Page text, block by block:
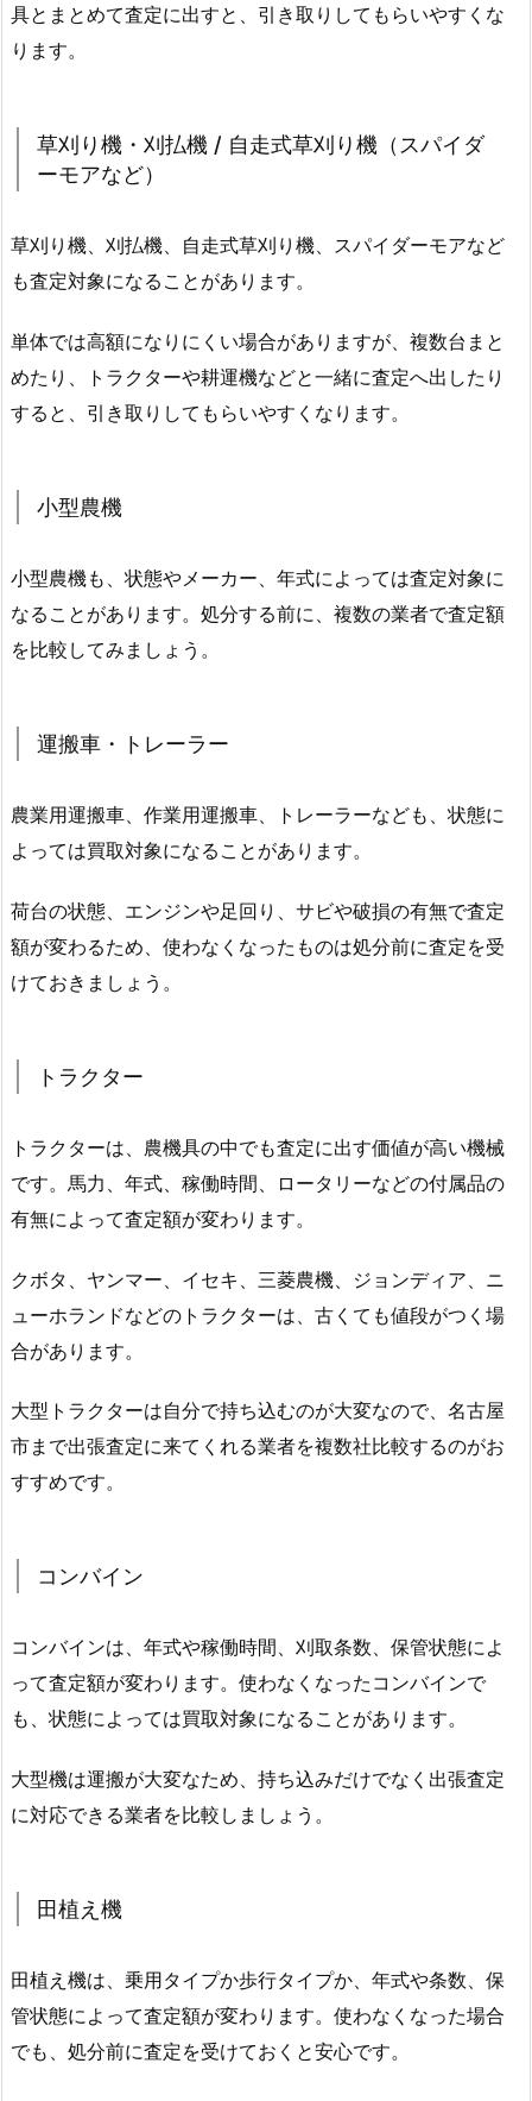
具とまとめて査定に出すと、引き取りしてもらいやすくな
ります。
草刈り機・刈払機 / 自走式草刈り機（スパイダ
ーモアなど）
草刈り機、刈払機、自走式草刈り機、スパイダーモアなど
も査定対象になることがあります。
単体では高額になりにくい場合がありますが、複数台まと
めたり、トラクターや耕運機などと一緒に査定へ出したり
すると、引き取りしてもらいやすくなります。
小型農機
小型農機も、状態やメーカー、年式によっては査定対象に
なることがあります。処分する前に、複数の業者で査定額
を比較してみましょう。
運搬車・トレーラー
農業用運搬車、作業用運搬車、トレーラーなども、状態に
よっては買取対象になることがあります。
荷台の状態、エンジンや足回り、サビや破損の有無で査定
額が変わるため、使わなくなったものは処分前に査定を受
けておきましょう。
トラクター
トラクターは、農機具の中でも査定に出す価値が高い機械
です。馬力、年式、稼働時間、ロータリーなどの付属品の
有無によって査定額が変わります。
クボタ、ヤンマー、イセキ、三菱農機、ジョンディア、ニ
ューホランドなどのトラクターは、古くても値段がつく場
合があります。
大型トラクターは自分で持ち込むのが大変なので、名古屋
市まで出張査定に来てくれる業者を複数社比較するのがお
すすめです。
コンバイン
コンバインは、年式や稼働時間、刈取条数、保管状態によ
って査定額が変わります。使わなくなったコンバインで
も、状態によっては買取対象になることがあります。
大型機は運搬が大変なため、持ち込みだけでなく出張査定
に対応できる業者を比較しましょう。
田植え機
田植え機は、乗用タイプか歩行タイプか、年式や条数、保
管状態によって査定額が変わります。使わなくなった場合
でも、処分前に査定を受けておくと安心です。